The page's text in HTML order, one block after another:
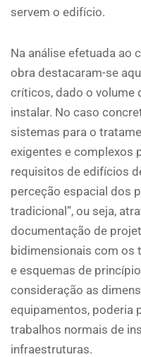
servem o edifício.
Na análise efetuada ao
obra destacaram-se
críticos, dado o volume
instalar. No caso
sistemas para o
exigentes e complexos
requisitos de edifícios
perceção espacial dos
tradicional”, ou seja,
documentação de
bidimensionais com os
e esquemas de
consideração as
equipamentos, poderia
trabalhos normais de
infraestruturas.